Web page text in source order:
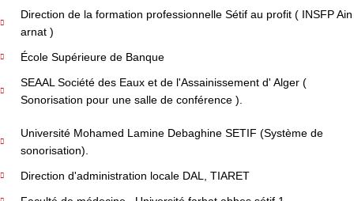
Direction de la formation professionnelle Sétif au profit ( INSFP Ain
arnat )
École Supérieure de Banque
SEAAL Société des Eaux et de l'Assainissement d' Alger (
Sonorisation pour une salle de conférence ).
Université Mohamed Lamine Debaghine SETIF (Système de
sonorisation).
Direction d'administration locale DAL, TIARET